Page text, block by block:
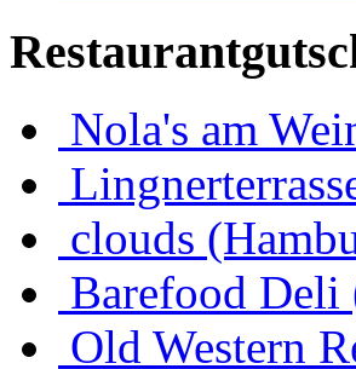
Nola's am
clouds
Barefood Deli
Old Western